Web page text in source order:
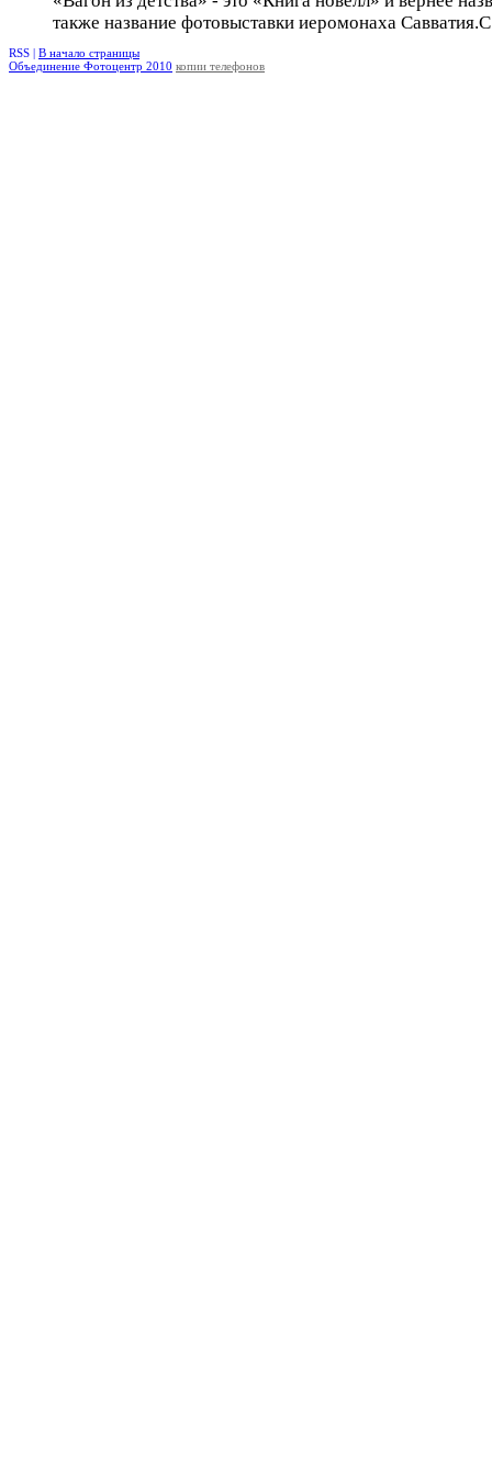
также название фотовыставки иеромонаха
RSS | В начало страницы
Объединение Фотоцентр 2010 копии телефонов